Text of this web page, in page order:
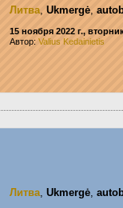
Литва, Ukmergė,
15 ноября 2022 г.,
Автор: Valius Kedainietis
Литва, Ukmergė,